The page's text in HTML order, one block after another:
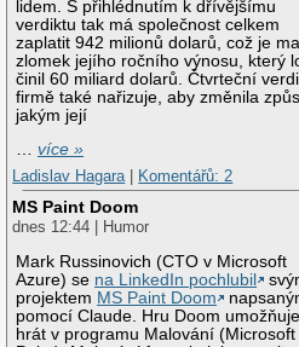
lidem. S přihlédnutím k dřívějšímu
verdiktu tak má společnost celkem
zaplatit 942 milionů dolarů, což je
zlomek jejího ročního výnosu, který
činil 60 miliard dolarů. Čtvrteční
firmě také nařizuje, aby změnila
jakým její
…více »
Ladislav Hagara
Komentářů: 2
MS Paint Doom
dnes 12:44 | Humor
Mark Russinovich (CTO v Microsoft
Azure) se na LinkedIn pochlubil
projektem MS Paint Doom
pomocí Claude. Hru Doom umožňuje
hrát v programu Malování (Microsoft